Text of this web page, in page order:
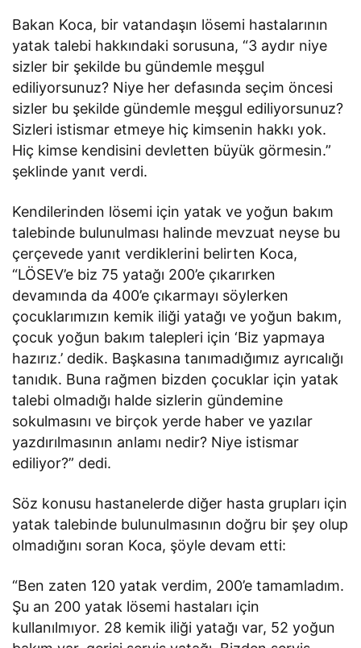
Bakan Koca, bir vatandaşın lösemi hastalarının
yatak talebi hakkındaki sorusuna, “3 aydır niye
sizler bir şekilde bu gündemle meşgul
ediliyorsunuz? Niye her defasında seçim öncesi
sizler bu şekilde gündemle meşgul ediliyorsunuz?
Sizleri istismar etmeye hiç kimsenin hakkı yok.
Hiç kimse kendisini devletten büyük görmesin.”
şeklinde yanıt verdi.
Kendilerinden lösemi için yatak ve yoğun bakım
talebinde bulunulması halinde mevzuat neyse bu
çerçevede yanıt verdiklerini belirten Koca,
“LÖSEV’e biz 75 yatağı 200’e çıkarırken
devamında da 400’e çıkarmayı söylerken
çocuklarımızın kemik iliği yatağı ve yoğun bakım,
çocuk yoğun bakım talepleri için ‘Biz yapmaya
hazırız.’ dedik. Başkasına tanımadığımız ayrıcalığı
tanıdık. Buna rağmen bizden çocuklar için yatak
talebi olmadığı halde sizlerin gündemine
sokulmasını ve birçok yerde haber ve yazılar
yazdırılmasının anlamı nedir? Niye istismar
ediliyor?” dedi.
Söz konusu hastanelerde diğer hasta grupları için
yatak talebinde bulunulmasının doğru bir şey olup
olmadığını soran Koca, şöyle devam etti:
“Ben zaten 120 yatak verdim, 200’e tamamladım.
Şu an 200 yatak lösemi hastaları için
kullanılmıyor. 28 kemik iliği yatağı var, 52 yoğun